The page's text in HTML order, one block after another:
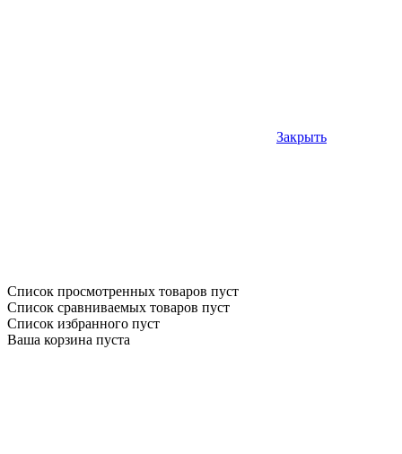
Закрыть
Список просмотренных товаров пуст
Список сравниваемых товаров пуст
Список избранного пуст
Ваша корзина пуста